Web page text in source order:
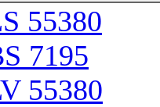
55380
7195
55380